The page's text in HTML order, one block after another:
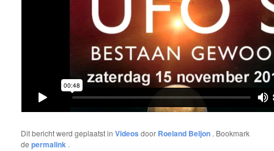
Dit bericht werd geplaatst inVideos door Roeland Beljon . Bookmark
depermalink .